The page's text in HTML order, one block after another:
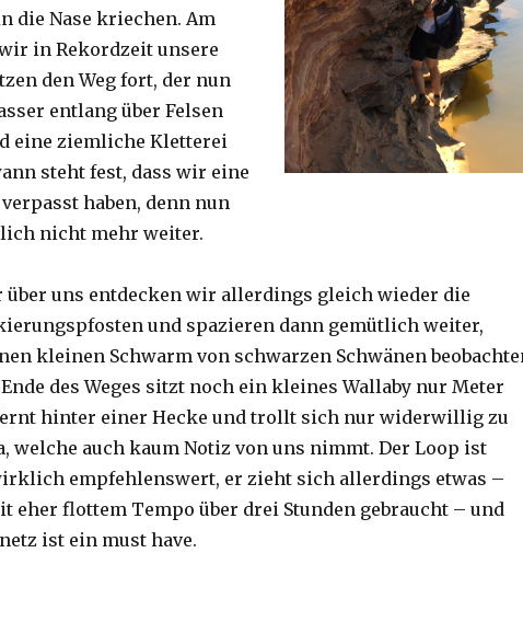
die Nase kriechen. Am
in Rekordzeit unsere
den Weg fort, der nun
entlang über Felsen
eine ziemliche Kletterei
steht fest, dass wir eine
haben, denn nun
nicht mehr weiter.
über uns entdecken wir allerdings gleich wieder die
und spazieren dann gemütlich weiter,
kleinen Schwarm von schwarzen Schwänen
des Weges sitzt noch ein kleines Wallaby nur Meter
hinter einer Hecke und trollt sich nur widerwillig zu
welche auch kaum Notiz von uns nimmt. Der Loop ist
empfehlenswert, er zieht sich allerdings etwas –
eher flottem Tempo über drei Stunden gebraucht – und
ist ein must have.